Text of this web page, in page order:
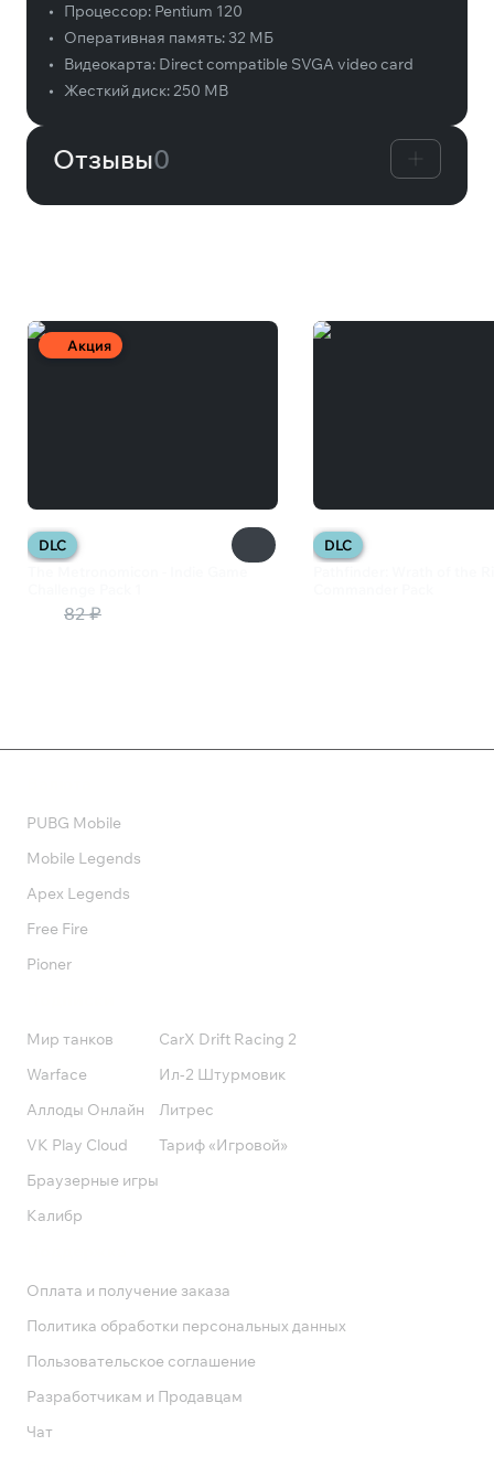
•
Процессор: Pentium 120
•
Оперативная память: 32 MБ
•
Видеокарта: Direct compatible SVGA video card
•
Жесткий диск:250 MB
Отзывы0
Акция
DLC
82 ₽
DLC
PUBG Mobile
Mobile Legends
Apex Legends
Free Fire
Pioner
Мир танков
Warface
Аллоды Онлайн
VK Play Cloud
Браузерные игры
Калибр
CarX Drift Racing 2
Ил-2 Штурмовик
Литрес
Тариф «Игровой»
Оплата и получение заказа
Политика обработки персональных данных
Пользовательское соглашение
Разработчикам и Продавцам
Чат